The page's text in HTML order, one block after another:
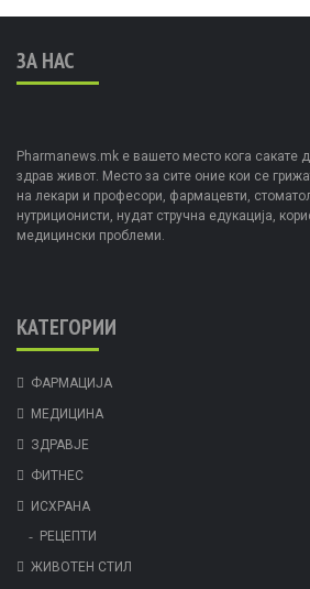
ЗА НАС
Pharmanews.mk е вашето место кога сакате
здрав живот. Место за сите оние кои се
на лекари и професори, фармацевти,
нутриционисти, нудат стручна едукација,
медицински проблеми.
КАТЕГОРИИ
ФАРМАЦИЈА
МЕДИЦИНА
ЗДРАВЈЕ
ФИТНЕС
ИСХРАНА
РЕЦЕПТИ
ЖИВОТЕН СТИЛ